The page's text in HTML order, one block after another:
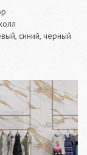
синий, черный